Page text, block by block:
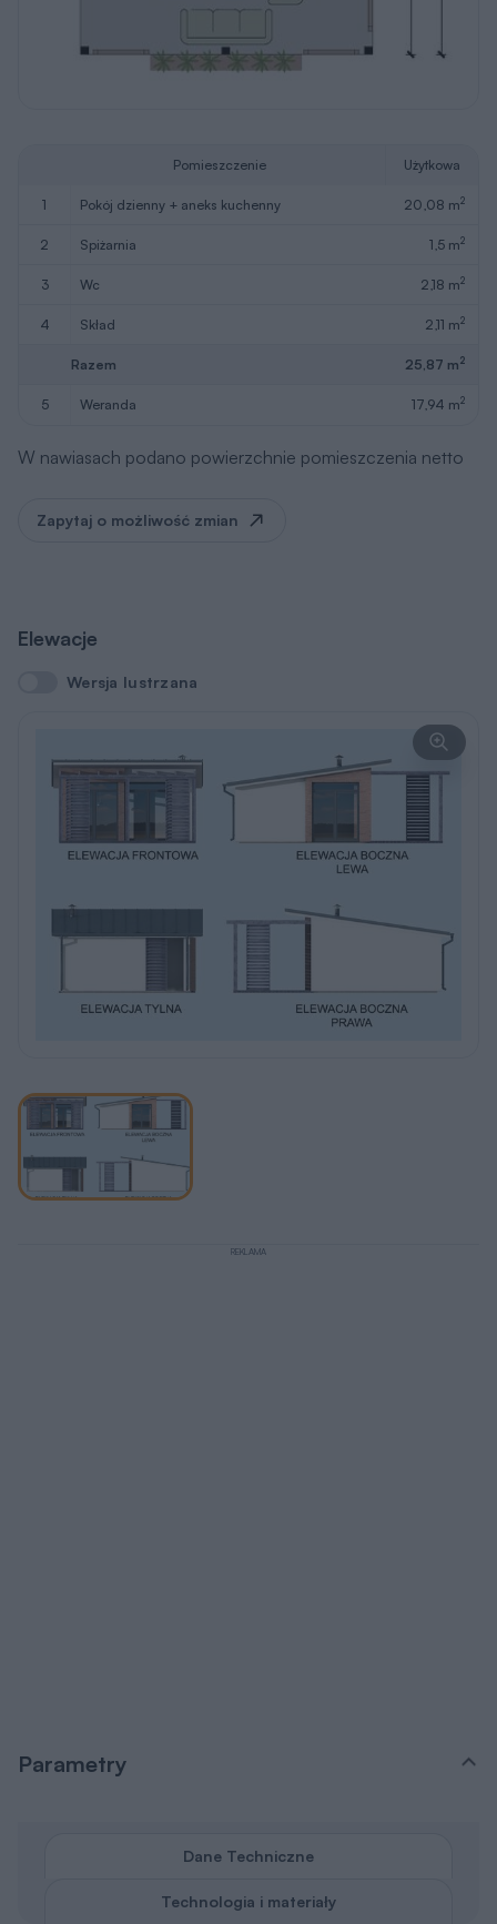
Pomieszczenie Użytkowa
1 pokój dzienny + aneks kuchenny 20,08 m2
2 spiżarnia 1,5 m2
3 wc 2,18 m2
4 skład 2,11 m2
Razem 25,87 m2
5 weranda 17,94 m2
W nawiasach podano powierzchnie pomieszczenia netto
Zapytaj o możliwość zmian
Elewacje
Wersja lustrzana
Wersja lustrzana
REKLAMA
Parametry
Dane Techniczne
Technologia i materiały